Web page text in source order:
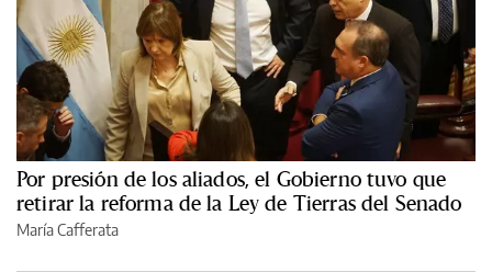
Por presión de los aliados, el Gobierno tuvo que
retirar la reforma de la Ley de Tierras del Senado
María Cafferata